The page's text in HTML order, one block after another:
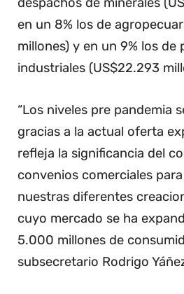
en un 8% los de
millones) y en un 9% los de
industriales (US$22.293
“Los niveles pre pandemia
gracias a la actual oferta
refleja la significancia del
convenios comerciales
nuestras diferentes
cuyo mercado se ha
5.000 millones de
subsecretario Rodrigo